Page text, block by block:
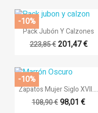
 Vista rápida
Pack Jubón Y Calzones
223,85 € 201,47 €
-10%
 Vista rápida
Zapatos Mujer Siglo XVII....
108,90 €98,01 €
-10%